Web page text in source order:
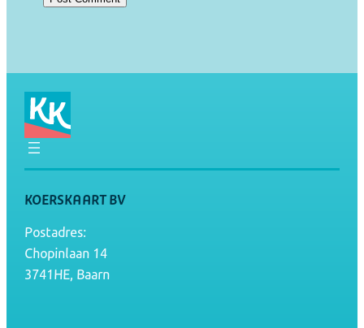
KOERSKAART BV
Postadres:
Chopinlaan 14
3741HE, Baarn